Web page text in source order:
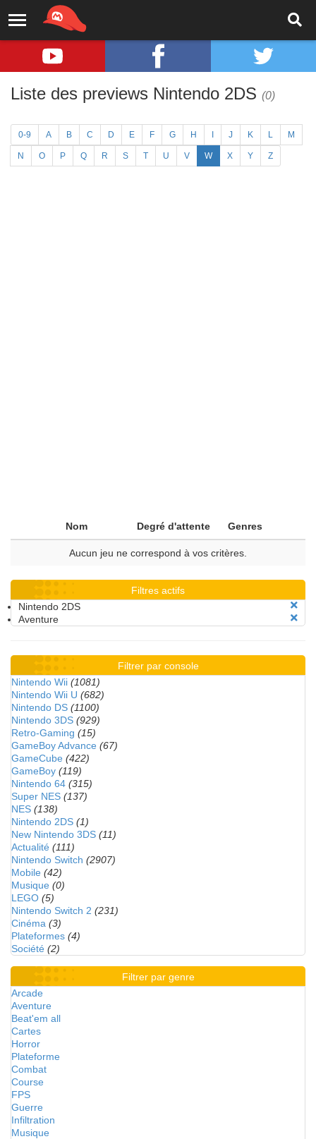
Liste des previews Nintendo 2DS (0)
0-9 A B C D E F G H J K L M
N O P Q R S T U V W X Y Z
Nom Degré d'attente Genres
Aucun jeu ne correspond à vos critères.
Filtres actifs
Nintendo 2DS
Aventure
Filtrer par console
Nintendo Wii (1081)
Nintendo Wii U (682)
Nintendo DS (1100)
Nintendo 3DS (929)
Retro-Gaming (15)
GameBoy Advance (67)
GameCube (422)
GameBoy (119)
Nintendo 64 (315)
Super NES (137)
NES (138)
Nintendo 2DS (1)
New Nintendo 3DS (11)
Actualité (111)
Nintendo Switch (2907)
Mobile (42)
Musique (0)
LEGO (5)
Nintendo Switch 2 (231)
Cinéma (3)
Plateformes (4)
Société (2)
Filtrer par genre
Arcade
Aventure
Beat'em all
Cartes
Horror
Plateforme
Combat
Course
FPS
Guerre
Infiltration
Musique